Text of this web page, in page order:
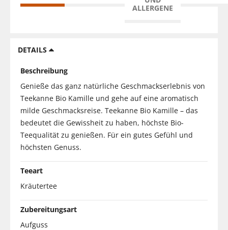
ALLERGENE
DETAILS
Beschreibung
Genieße das ganz natürliche Geschmackserlebnis von
Teekanne Bio Kamille und gehe auf eine aromatisch
milde Geschmacksreise. Teekanne Bio Kamille – das
bedeutet die Gewissheit zu haben, höchste Bio-
Teequalität zu genießen. Für ein gutes Gefühl und
höchsten Genuss.
Teeart
Kräutertee
Zubereitungsart
Aufguss